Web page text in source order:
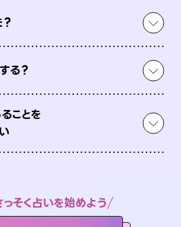
る？
ことを
そく占いを始めよう